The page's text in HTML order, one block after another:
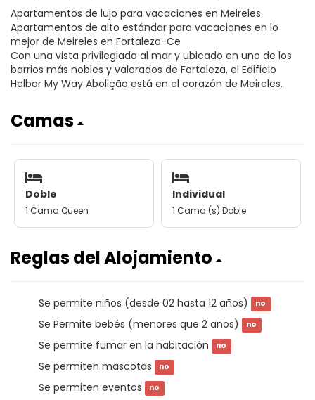
Apartamentos de lujo para vacaciones en Meireles
Apartamentos de alto estándar para vacaciones en lo
mejor de Meireles en Fortaleza-Ce
Con una vista privilegiada al mar y ubicado en uno de los
barrios más nobles y valorados de Fortaleza, el Edificio
Helbor My Way Abolição está en el corazón de Meireles.
Camas
Doble
1 Cama Queen
Individual
1 Cama (s) Doble
Reglas del Alojamiento
Se permite niños (desde 02 hasta 12 años) no
Se Permite bebés (menores que 2 años) no
Se permite fumar en la habitación no
Se permiten mascotas no
Se permiten eventos no